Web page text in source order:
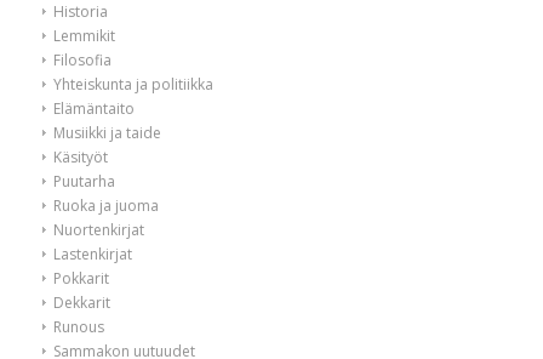
Historia
Lemmikit
Filosofia
Yhteiskunta ja politiikka
Elämäntaito
Musiikki ja taide
Käsityöt
Puutarha
Ruoka ja juoma
Nuortenkirjat
Lastenkirjat
Pokkarit
Dekkarit
Runous
Sammakon uutuudet